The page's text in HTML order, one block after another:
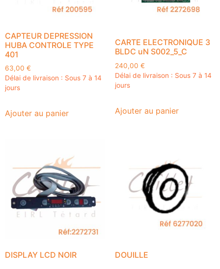
CAPTEUR DEPRESSION
HUBA CONTROLE TYPE
401
63,00 €
Délai de livraison : Sous 7 à 14
jours
Ajouter au panier
CARTE ELECTRONIQUE 3
BLDC uN S002_5_C
240,00 €
Délai de livraison : Sous 7 à 14
jours
Ajouter au panier
DISPLAY LCD NOIR DOUILLE